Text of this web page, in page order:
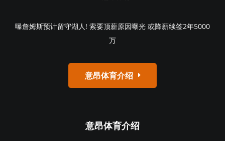
曝詹姆斯预计留守湖人! 索要顶薪原因曝光 或降薪续签2年5000
万
意昂体育介绍
意昂体育介绍